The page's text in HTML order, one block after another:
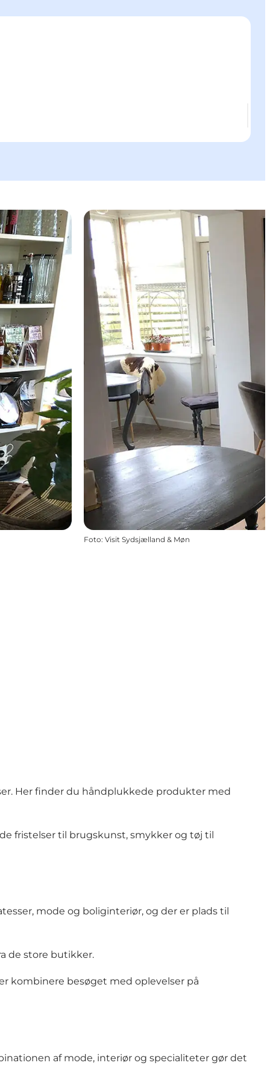
Foto: Visit Sydsjælland & Møn
Her finder du håndplukkede produkter med
fristelser til brugskunst, smykker og tøj til
mode og boliginteriør, og der er plads til
de store butikker.
kombinere besøget med oplevelser på
af mode, interiør og specialiteter gør det